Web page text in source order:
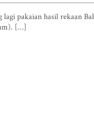
pakaian hasil rekaan
[…]